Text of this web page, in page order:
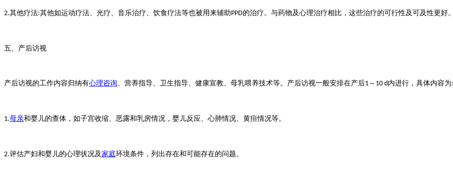
2.其他疗法:其他如运动疗法、光疗、音乐治疗、饮食疗法等也被用来辅助PPD的治疗。与药物及心理治疗相比，这些治疗的可行性及可及性更好
五、产后访视
产后访视的工作内容归纳有心理咨询、营养指导、卫生指导、健康宣教、母乳喂养技术等。产后访视一般安排在产后1 ～ 10 d内进行，具体内容为:
1.母亲和婴儿的查体，如子宫收缩、恶露和乳房情况，婴儿反应、心肺情况、黄疸情况等。
2.评估产妇和婴儿的心理状况及家庭环境条件，列出存在和可能存在的问题。